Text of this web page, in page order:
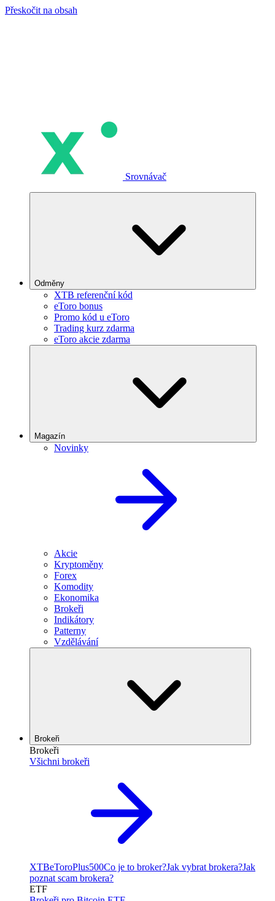
Přeskočit na obsah
Srovnávač
Odměny
XTB referenční kód
eToro bonus
Promo kód u eToro
Trading kurz zdarma
eToro akcie zdarma
Magazín
Novinky
Akcie
Kryptoměny
Forex
Komodity
Ekonomika
Brokeři
Indikátory
Patterny
Vzdělávání
Brokeři
Brokeři
Všichni brokeři
XTBeToroPlus500Co je to broker?Jak vybrat brokera?Jak
poznat scam brokera?
ETF